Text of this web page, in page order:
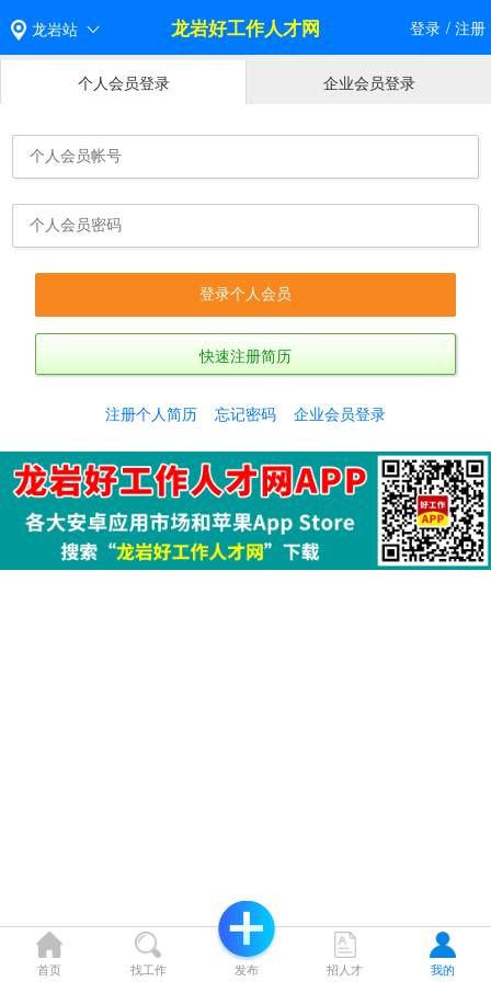
龙岩站 龙岩好工作人才网 登录 / 注册
个人会员登录 企业会员登录
快速注册简历
注册个人简历 忘记密码 企业会员登录
首页 找工作 发布 招人才 我的